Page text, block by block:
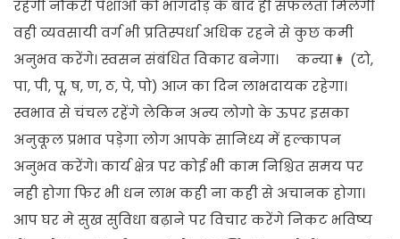
रहेगी नौकरी पेशाओ को भागदौड़ के बाद ही सफलता मिलेगी
वही व्यवसायी वर्ग भी प्रतिस्पर्धा अधिक रहने से कुछ कमी
अनुभव करेंगे। स्वसन संबंधित विकार बनेगा। कन्या👩 (टो,
पा, पी, पू, ष, ण, ठ, पे, पो) आज का दिन लाभदायक रहेगा।
स्वभाव से चंचल रहेंगे लेकिन अन्य लोगो के ऊपर इसका
अनुकूल प्रभाव पड़ेगा लोग आपके सानिध्य में हल्कापन
अनुभव करेंगे। कार्य क्षेत्र पर कोई भी काम निश्चित समय पर
नही होगा फिर भी धन लाभ कही ना कही से अचानक होगा।
आप घर मे सुख सुविधा बढ़ाने पर विचार करेंगे निकट भविष्य